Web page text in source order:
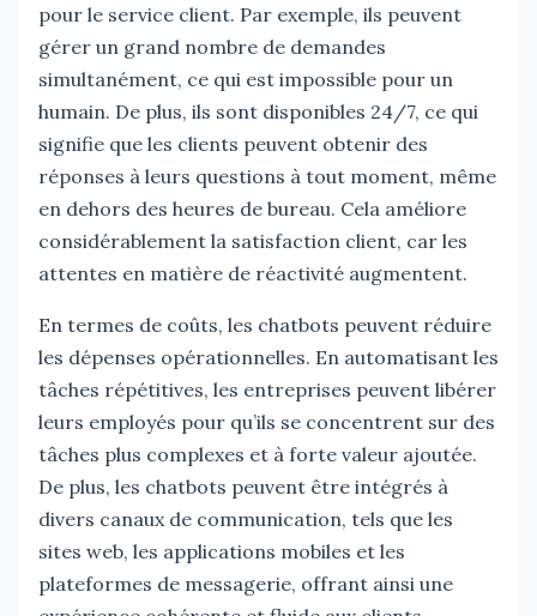
pour le service client. Par exemple, ils peuvent
gérer un grand nombre de demandes
simultanément, ce qui est impossible pour un
humain. De plus, ils sont disponibles 24/7, ce qui
signifie que les clients peuvent obtenir des
réponses à leurs questions à tout moment, même
en dehors des heures de bureau. Cela améliore
considérablement la satisfaction client, car les
attentes en matière de réactivité augmentent.
En termes de coûts, les chatbots peuvent réduire
les dépenses opérationnelles. En automatisant les
tâches répétitives, les entreprises peuvent libérer
leurs employés pour qu’ils se concentrent sur des
tâches plus complexes et à forte valeur ajoutée.
De plus, les chatbots peuvent être intégrés à
divers canaux de communication, tels que les
sites web, les applications mobiles et les
plateformes de messagerie, offrant ainsi une